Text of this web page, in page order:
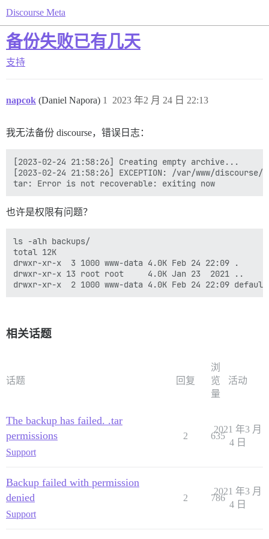
Discourse Meta
备份失败已有几天
支持
napcok (Daniel Napora) 2023 年2 月 24 日 22:13
1
我无法备份 discourse，错误日志：
[2023-02-24 21:58:26] Creating empty archive...
[2023-02-24 21:58:26] EXCEPTION: /var/www/
也许是权限有问题？
ls -alh backups/
total 12K
drwxr-xr-x  3 1000 www-data 4.0K Feb 24 22:09 .
drwxr-xr-x 13 root root     4.0K Jan 23  2021 ..
相关话题
话题 回复
浏
览
量
活动
The backup has failed. .tar
permissions
Support
2 635
2021 年3 月
4 日
Backup failed with permission
denied
Support
2 786
2021 年3 月
4 日